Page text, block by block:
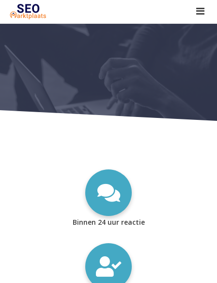
SEO tools reviews
Marketeer bij jou in de buurt?
Offerte
1. Seo voor beginners +
2. Onderzoeken +
Binnen 24 uur reactie